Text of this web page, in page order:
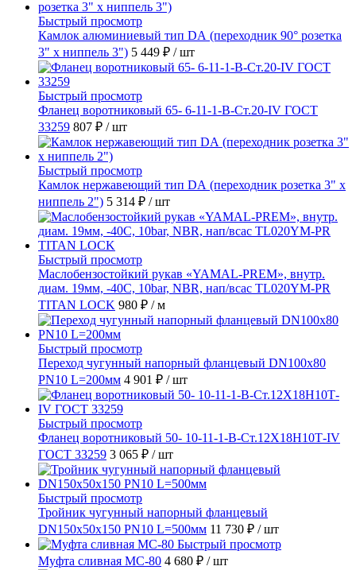
Быстрый просмотр
Камлок алюминиевый тип DА (переходник 90° розетка
3" х ниппель 3") 5 449 ₽ / шт
Быстрый просмотр
Фланец воротниковый 65- 6-11-1-B-Ст.20-IV ГОСТ
33259 807 ₽ / шт
Быстрый просмотр
Камлок нержавеющий тип DА (переходник розетка 3" х
ниппель 2") 5 314 ₽ / шт
Быстрый просмотр
Маслобензостойкий рукав «YAMAL-PREM», внутр.
диам. 19мм, -40C, 10bar, NBR, нап/всас TL020YM-PR
TITAN LOCK 980 ₽ / м
Быстрый просмотр
Переход чугунный напорный фланцевый DN100х80
PN10 L=200мм 4 901 ₽ / шт
Быстрый просмотр
Фланец воротниковый 50- 10-11-1-B-Ст.12Х18Н10Т-IV
ГОСТ 33259 3 065 ₽ / шт
Быстрый просмотр
Тройник чугунный напорный фланцевый
DN150х50х150 PN10 L=500мм 11 730 ₽ / шт
Быстрый просмотр
Муфта сливная МС-80 4 680 ₽ / шт